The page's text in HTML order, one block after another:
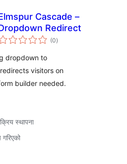
Cascade –
Redirect
(0कुल
रेटिङ्गहरू
)
dropdown to
visitors on
builder needed.
स्थापना